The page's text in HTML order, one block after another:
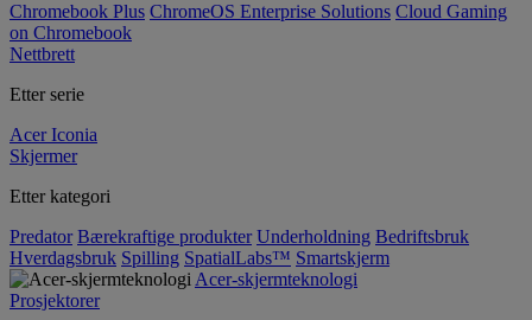
Chromebook Plus ChromeOS Enterprise Solutions Cloud Gaming
on Chromebook
Nettbrett
Etter serie
Acer Iconia
Skjermer
Etter kategori
Predator Bærekraftige produkter Underholdning Bedriftsbruk
Hverdagsbruk Spilling SpatialLabs™ Smartskjerm
Acer-skjermteknologi
Prosjektorer